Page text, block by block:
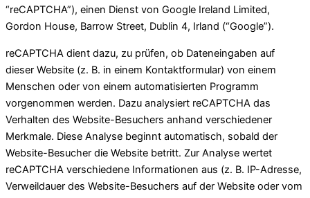
“reCAPTCHA”), einen Dienst von Google Ireland Limited,
Gordon House, Barrow Street, Dublin 4, Irland (“Google”).
reCAPTCHA dient dazu, zu prüfen, ob Dateneingaben auf
dieser Website (z. B. in einem Kontaktformular) von einem
Menschen oder von einem automatisierten Programm
vorgenommen werden. Dazu analysiert reCAPTCHA das
Verhalten des Website-Besuchers anhand verschiedener
Merkmale. Diese Analyse beginnt automatisch, sobald der
Website-Besucher die Website betritt. Zur Analyse wertet
reCAPTCHA verschiedene Informationen aus (z. B. IP-Adresse,
Verweildauer des Website-Besuchers auf der Website oder vom